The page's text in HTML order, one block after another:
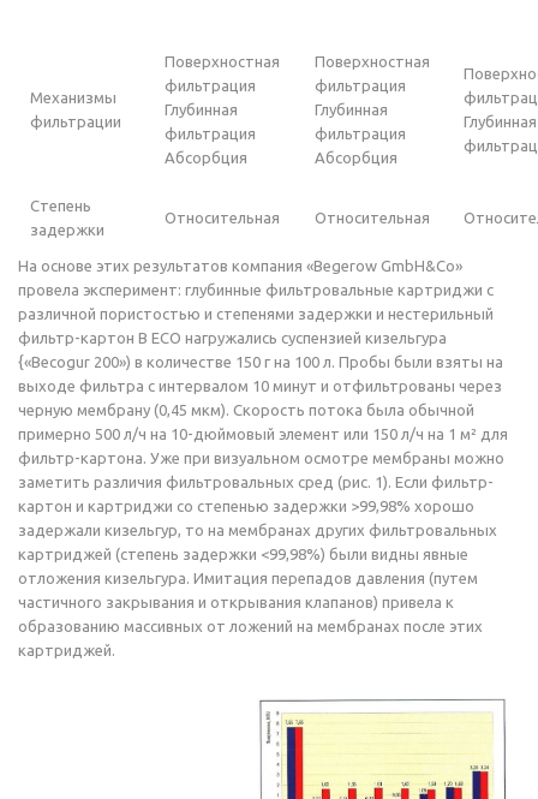
Механизмы
фильтрации
Поверхностная
фильтрация
Глубинная
фильтрация
Абсорбция
Поверхностная
фильтрация
Глубинная
фильтрация
Абсорбция
Глубинная
Степень
задержки
Относительная Относительная
На основе этих результатов компания «Begerow GmbH&Co»
провела эксперимент: глубинные фильтровальные картриджи с
различной пористостью и степенями задержки и нестерильный
фильтр-картон В ECO нагружались суспензией кизельгура
{«Becogur 200») в количестве 150 г на 100 л. Пробы были взяты на
выходе фильтра с интервалом 10 минут и отфильтрованы через
черную мембрану (0,45 мкм). Скорость потока была обычной
примерно 500 л/ч на 10-дюймовый элемент или 150 л/ч на 1 м² для
фильтр-картона. Уже при визуальном осмотре мембраны можно
заметить различия фильтровальных сред (рис. 1). Если фильтр-
картон и картриджи со степенью задержки >99,98% хорошо
задержали кизельгур, то на мембранах других фильтровальных
картриджей (степень задержки <99,98%) были видны явные
отложения кизельгура. Имитация перепадов давления (путем
частичного закрывания и открывания клапанов) привела к
образованию массивных от ложений на мембранах после этих
картриджей.